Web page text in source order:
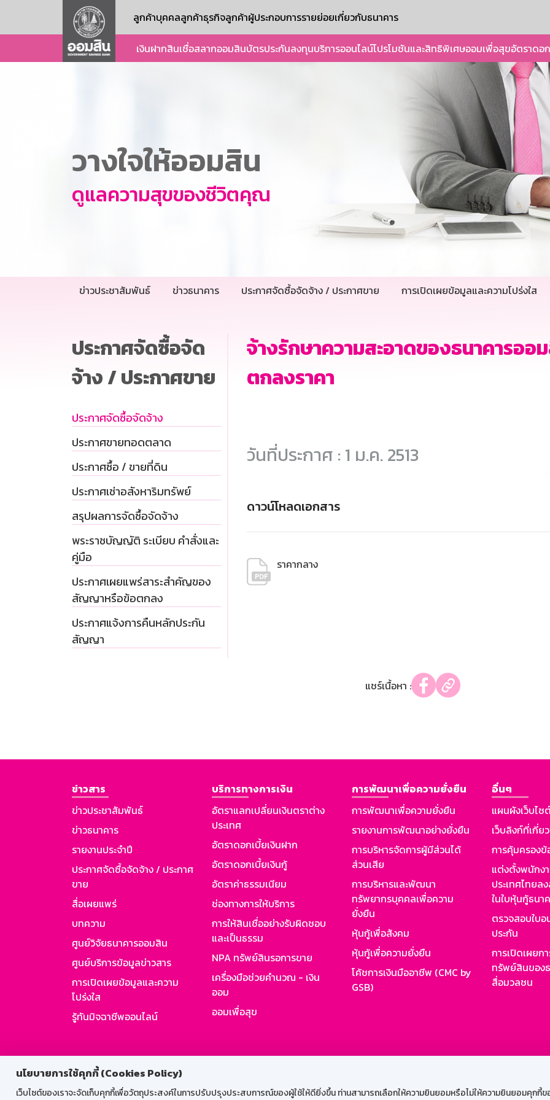
นโยบายการใช้คุกกี้ (Cookies Policy)
เว็บไซต์ของเราจะจัดเก็บคุกกี้เพื่อวัตถุประสงค์ในการปรับปรุงประสบการณ์ของผู้ใช้ให้ดียิ่งขึ้น ท่านสามารถเลือกให้ความยินยอมหรือไม่ให้ความยินยอมคุกกี้ข
ลูกค้าบุคคลลูกค้าธุรกิจลูกค้าผู้ประกอบการรายย่อยเกี่ยวกับธนาคาร
เงินฝากสินเชื่อสลากออมสินบัตรประกันลงทุนบริการออนไลน์โปรโมชันและสิทธิพิเศษออมเพื่อสุขอัตราดอ
วางใจให้ออมสิน
ดูแลความสุขของชีวิตคุณ
ข่าวประชาสัมพันธ์ ข่าวธนาคาร ประกาศจัดซื้อจัดจ้าง / ประกาศขาย การเปิดเผยข้อมูลและความโปร่งใส
ประกาศจัดซื้อจัด
จ้าง / ประกาศขาย
ประกาศจัดซื้อจัดจ้าง
ประกาศขายทอดตลาด
ประกาศซื้อ / ขายที่ดิน
ประกาศเช่าอสังหาริมทรัพย์
สรุปผลการจัดซื้อจัดจ้าง
พระราชบัญญัติ ระเบียบ คำสั่งและ
คู่มือ
ประกาศเผยแพร่สาระสำคัญของ
สัญญาหรือข้อตกลง
ประกาศแจ้งการคืนหลักประกัน
สัญญา
จ้างรักษาความสะอาดของธนาคารออ
ตกลงราคา
วันที่ประกาศ : 1 ม.ค. 2513
ดาวน์โหลดเอกสาร
ราคากลาง
แชร์เนื้อหา :
ข่าวสาร
ข่าวประชาสัมพันธ์
ข่าวธนาคาร
รายงานประจำปี
ประกาศจัดซื้อจัดจ้าง / ประกาศ
ขาย
สื่อเผยแพร่
บทความ
ศูนย์วิจัยธนาคารออมสิน
ศูนย์บริการข้อมูลข่าวสาร
การเปิดเผยข้อมูลและความ
โปร่งใส
รู้ทันมิจฉาชีพออนไลน์
บริการทางการเงิน
อัตราแลกเปลี่ยนเงินตราต่าง
ประเทศ
อัตราดอกเบี้ยเงินฝาก
อัตราดอกเบี้ยเงินกู้
อัตราค่าธรรมเนียม
ช่องทางการให้บริการ
การให้สินเชื่ออย่างรับผิดชอบ
และเป็นธรรม
NPA ทรัพย์สินรอการขาย
เครื่องมือช่วยคำนวณ - เงิน
ออม
ออมเพื่อสุข
การพัฒนาเพื่อความยั่งยืน
การพัฒนาเพื่อความยั่งยืน
รายงานการพัฒนาอย่างยั่งยืน
การบริหารจัดการผู้มีส่วนได้
ส่วนเสีย
การบริหารและพัฒนา
ทรัพยากรบุคคลเพื่อความ
ยั่งยืน
หุ้นกู้เพื่อสังคม
หุ้นกู้เพื่อความยั่งยืน
โค้ชการเงินมืออาชีพ (CMC by
GSB)
อื่นๆ
แผนผังเว็บไซ
เว็บลิงก์ที่เกี่ย
การคุ้มครอง
แต่งตั้งพนักง
ประเทศไทยล
ในใบหุ้นกู้ธนา
ตรวจสอบใบ
ประกัน
การเปิดเผยก
ทรัพย์สินของ
สื่อมวลชน